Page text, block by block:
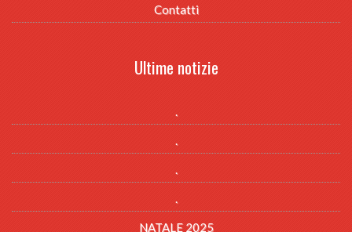
Contatti
Ultime notizie
.
.
.
.
NATALE 2025